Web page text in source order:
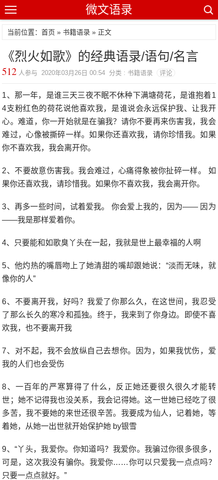
微文语录
当前位置：首页 »书籍语录 » 正文
《烈火如歌》的经典语录/语句/名言
512 人参与 2020年03月26日 00:54 分类 : 书籍语录 评论
1、那一年，是谁三天三夜不眠不休种下满塘荷花，是谁抱着1
4支粉红色的荷花说他喜欢我，是谁说会永远保护我、让我开
心。难道，你一开始就是在骗我？请你不要再来伤害我，我会
难过，心像被撕碎一样。如果你还喜欢我，请你珍惜我。如果
你不喜欢我，我会离开你。
2、不要故意伤害我。我会难过，心痛得象被你扯碎一样。 如
果你还喜欢我，请珍惜我。如果你不喜欢我，我会离开你。
3、再多一些时间，试着爱我。 你会爱上我的，因为—— 因为
——我是那样爱着你。
4、只要能和如歌臭丫头在一起，我就是世上最幸福的人啊
5、他灼热的嘴唇吻上了她清甜的嘴却跟她说：“淡而无味，就
像你的人”
6、不要离开我，好吗？我爱了你那么久，在这世间，我忍受
了那么长久的寒冷和孤独。终于，我来到了你身边。即使不喜
欢我，也不要离开我
7、对不起，我不会放纵自己去想你。因为，如果我忧伤，爱
我的人们也会受伤
8、一百年的严寒算得了什么，反正她还要很久很久才能转
世；她不记得我也没关系，我会记得她。这一世她已经吃了很
多苦，我不要她的来世还很辛苦。我要成为仙人，记着她，等
着她，从她一出世就开始保护她 by银雪
9、“丫头，我爱你。你知道吗？我爱你。我骗过你很多很多，
可是，这次我没有骗你。我爱你……你可以只爱我一点点吗？
只要一点点就好。”